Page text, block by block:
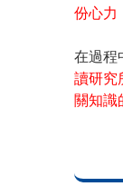
份心力
在過程
讀研究
關知識